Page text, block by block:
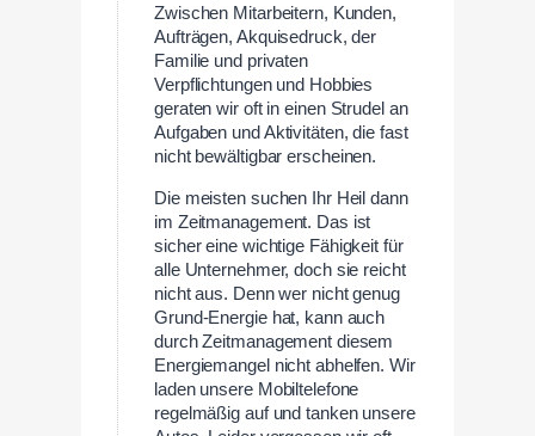
Zwischen Mitarbeitern, Kunden,
Aufträgen, Akquisedruck, der
Familie und privaten
Verpflichtungen und Hobbies
geraten wir oft in einen Strudel an
Aufgaben und Aktivitäten, die fast
nicht bewältigbar erscheinen.
Die meisten suchen Ihr Heil dann
im Zeitmanagement. Das ist
sicher eine wichtige Fähigkeit für
alle Unternehmer, doch sie reicht
nicht aus. Denn wer nicht genug
Grund-Energie hat, kann auch
durch Zeitmanagement diesem
Energiemangel nicht abhelfen. Wir
laden unsere Mobiltelefone
regelmäßig auf und tanken unsere